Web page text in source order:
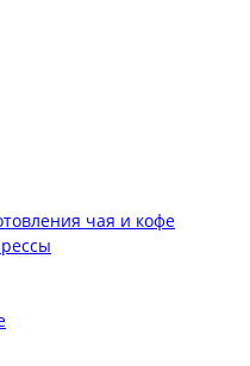
чая и кофе